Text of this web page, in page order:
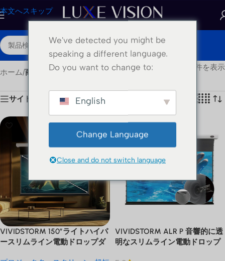
本文へスキップ
ホーム/商品の配送クラス/ドロップ
全10件を表示
サイドバーを表示する ショー 48
VIVIDSTORM 150″ライトハイパ
ースリムライン電動ドロップダ
-19%
VIVIDSTORM ALR P 音響的に透
明なスリムライン電動ドロップ
We've detected you might be
speaking a different language.
Do you want to change to:
English
Change Language
Close and do not switch language